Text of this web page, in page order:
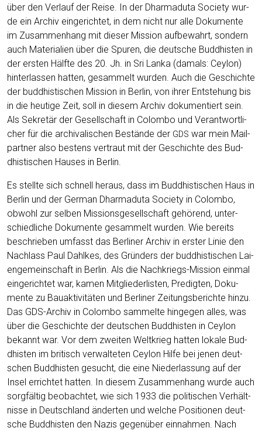
über den Ver­lauf der Rei­se. In der Dhar­ma­du­ta Socie­ty wur­
de ein Archiv ein­ge­rich­tet, in dem nicht nur alle Doku­men­te
im Zusam­men­hang mit die­ser Mis­si­on auf­be­wahrt, son­dern
auch Mate­ria­li­en über die Spu­ren, die deut­sche Bud­dhis­ten in
der ers­ten Hälf­te des 20. Jh. in Sri Lan­ka (damals: Cey­lon)
hin­ter­las­sen hat­ten, gesam­melt wur­den. Auch die Geschich­te
der bud­dhis­ti­schen Mis­si­on in Ber­lin, von ihrer Ent­ste­hung bis
in die heu­ti­ge Zeit, soll in die­sem Archiv doku­men­tiert sein.
Als Sekre­tär der Gesell­schaft in Colom­bo und Ver­ant­wort­li­
cher für die archi­va­li­schen Bestän­de der GDS war mein Mail­
part­ner also bes­tens ver­traut mit der Geschich­te des Bud­
dhis­ti­schen Hau­ses in Berlin.
Es stell­te sich schnell her­aus, dass im Bud­dhis­ti­schen Haus in
Ber­lin und der Ger­man Dhar­ma­du­ta Socie­ty in Colom­bo,
obwohl zur sel­ben Mis­si­ons­ge­sell­schaft gehö­rend, unter­
schied­li­che Doku­men­te gesam­melt wur­den. Wie bereits
beschrie­ben umfasst das Ber­li­ner Archiv in ers­ter Linie den
Nach­lass Paul Dah­l­kes, des Grün­ders der bud­dhis­ti­schen Lai­
en­ge­mein­schaft in Ber­lin. Als die Nach­kriegs-Mis­si­on ein­mal
ein­ge­rich­tet war, kamen Mit­glie­der­lis­ten, Pre­dig­ten, Doku­
men­te zu Bau­ak­ti­vi­tä­ten und Ber­li­ner Zei­tungs­be­rich­te hin­zu.
Das GDS-Archiv in Colom­bo sam­mel­te hin­ge­gen alles, was
über die Geschich­te der deut­schen Bud­dhis­ten in Cey­lon
bekannt war. Vor dem zwei­ten Welt­krieg hat­ten loka­le Bud­
dhis­ten im bri­tisch ver­wal­te­ten Cey­lon Hil­fe bei jenen deut­
schen Bud­dhis­ten gesucht, die eine Nie­der­las­sung auf der
Insel errich­tet hat­ten. In die­sem Zusam­men­hang wur­de auch
sorg­fäl­tig beob­ach­tet, wie sich 1933 die poli­ti­schen Ver­hält­
nis­se in Deutsch­land änder­ten und wel­che Posi­tio­nen deut­
sche Bud­dhis­ten den Nazis gegen­über ein­nah­men. Nach